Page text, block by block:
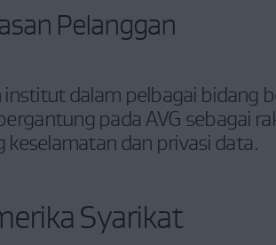
Pelanggan
dalam pelbagai bidang
pada AVG sebagai
keselamatan dan privasi data.
Syarikat